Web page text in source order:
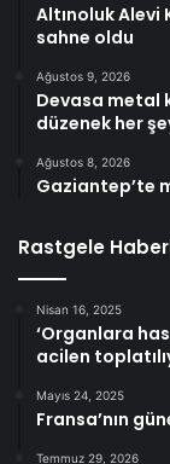
Altınoluk
sahne oldu
Ağustos 9, 2026
Devasa metal
düzenek her
Ağustos 8, 2026
Gaziantep’te
Rastgele
Nisan 16, 2025
‘Organlara
acilen
Mayıs 24, 2025
Fransa’nın
Temmuz 29, 2026